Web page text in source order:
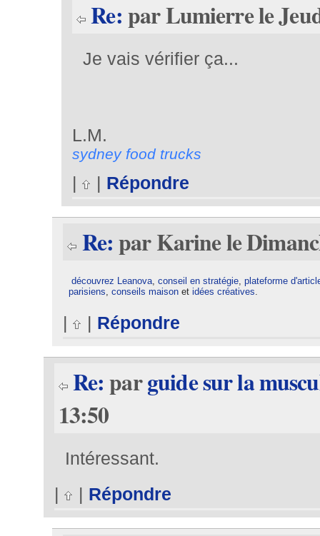
Re:par Lumierre le
Je vais vérifier ça...
L.M.
sydney food trucks
| | Répondre
Re:par Karine le
découvrez Leanova,conseil en stratégie,plateforme
parisiens,conseils maison etidées créatives.
| | Répondre
Re:parguide sur la
13:50
Intéressant.
|
| Répondre